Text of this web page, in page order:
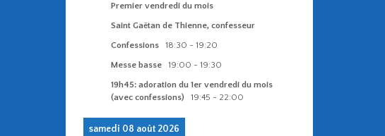
Premier vendredi du mois
Saint Gaëtan de Thienne, confesseur
Confessions
18:30 - 19:20
Messe basse
19:00 - 19:30
19h45: adoration du 1er vendredi du mois
(avec confessions)
19:45 - 22:00
samedi 08 août 2026